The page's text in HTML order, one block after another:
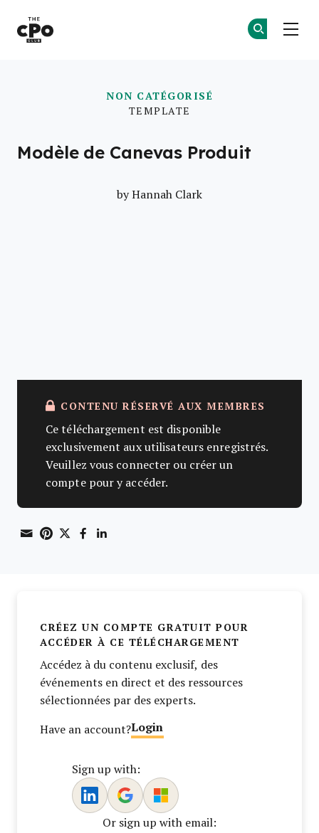
NON CATÉGORISÉ
TEMPLATE
Modèle de Canevas Produit
byHannah Clark
CONTENU RÉSERVÉ AUX MEMBRES
Ce téléchargement est disponible
exclusivement aux utilisateurs enregistrés.
Veuillez vous connecter ou créer un
compte pour y accéder.
Share through Email
Print this page
Share on Pinterest
Share on Twitter
Share on Facebook
CRÉEZ UN COMPTE GRATUIT POUR
ACCÉDER À CE TÉLÉCHARGEMENT
Accédez à du contenu exclusif, des
événements en direct et des ressources
sélectionnées par des experts.
Have an account?Login
Sign up with:
Or sign up with email: